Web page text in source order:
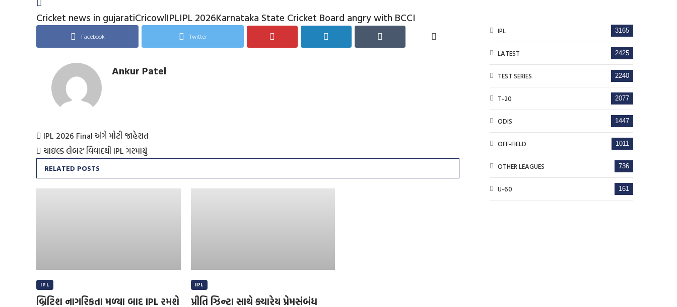
Cricket news in gujaratiCricowlIPLIPL 2026Karnataka State Cricket Board angry with BCCI
Facebook Twitter
Ankur Patel
IPL 2026 Final અંગે મોટી જાહેરાત
ચાઇલ્ડ લેબર’ વિવાદથી IPL ગરમાયું
RELATED POSTS
IPL
બ્રિટિશ નાગરિકતા મળ્યા બાદ IPL રમશે
IPL
પ્રીતિ ઝિન્ટા સાથે ક્યારેય પ્રેમસંબંધ
IPL 3165
LATEST 2425
TEST SERIES 2240
T-20 2077
ODIS 1447
OFF-FIELD 1011
OTHER LEAGUES 736
U-60 161